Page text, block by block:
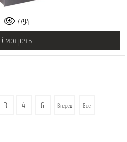
7794
Смотреть
3 4 6 Вперед Все